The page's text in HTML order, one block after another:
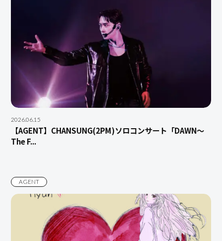
2026.06.15
【AGENT】CHANSUNG(2PM)ソロコンサート「DAWN〜
The F...
AGENT